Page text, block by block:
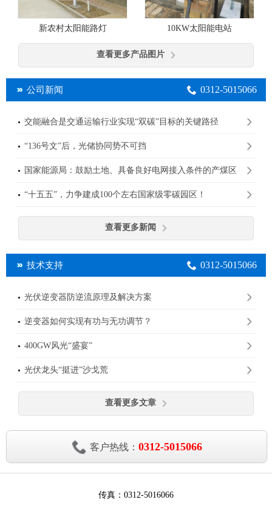
新农村太阳能路灯 10KW太阳能电站
查看更多产品图片
公司新闻 0312-5015066
交能融合是交通运输行业实现“双碳”目标的关键路径
“136号文”后，光储协同势不可挡
国家能源局：鼓励土地、具备良好电网接入条件的产煤区
“十五五”，力争建成100个左右国家级零碳园区！
查看更多新闻
技术支持 0312-5015066
光伏逆变器防逆流原理及解决方案
逆变器如何实现有功与无功调节？
400GW风光“盛宴”
光伏龙头“挺进”沙戈荒
查看更多文章
客户热线： 0312-5015066
传真：0312-5016066